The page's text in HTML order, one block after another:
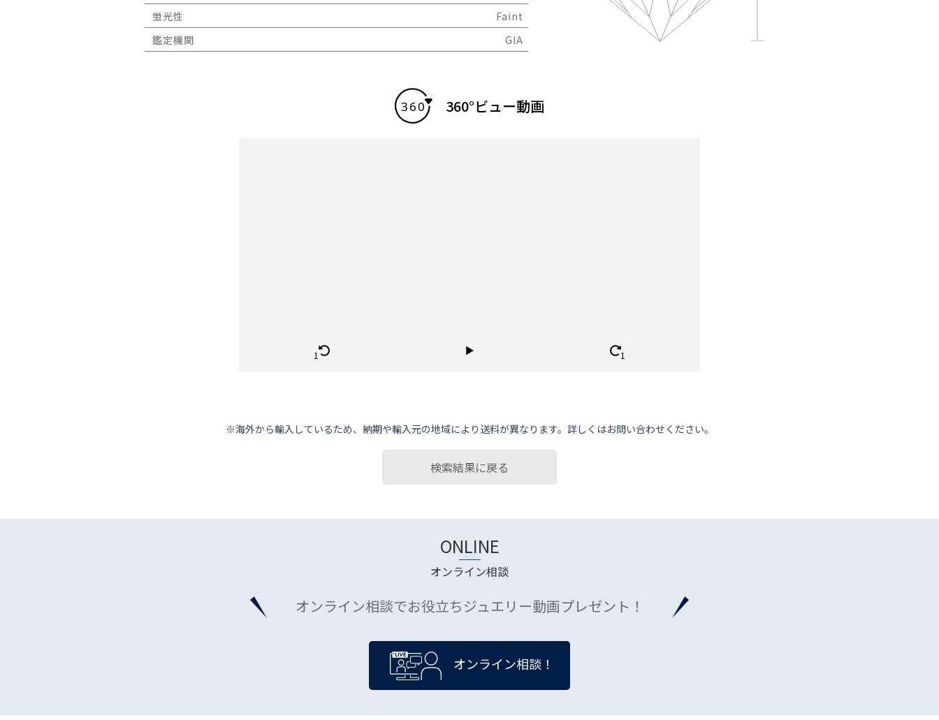
蛍光性
Faint
鑑定機関
GIA
360°ビュー動画
※海外から輸⼊しているため、納期や輸⼊元の地域により送料が異なります。詳しくはお問い合わせください。
検索結果に戻る
ONLINE
オンライン相談
オンライン相談でお役立ちジュエリー動画プレゼント！
オンライン相談！